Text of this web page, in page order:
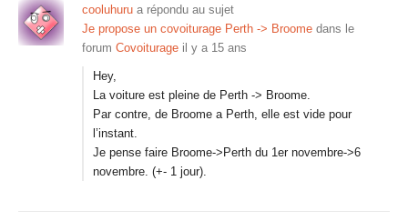
cooluhuru a répondu au sujet
Je propose un covoiturage Perth -> Broome dans le
forum Covoiturage il y a 15 ans
Hey,
La voiture est pleine de Perth -> Broome.
Par contre, de Broome a Perth, elle est vide pour
l’instant.
Je pense faire Broome->Perth du 1er novembre->6
novembre. (+- 1 jour).